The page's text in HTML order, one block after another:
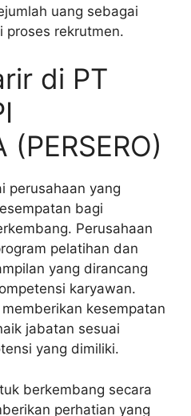
uang sebagai
proses rekrutmen.
di PT
(PERSERO)
perusahaan yang
bagi
Perusahaan
pelatihan dan
yang dirancang
karyawan.
kesempatan
jabatan sesuai
yang dimiliki.
berkembang secara
perhatian yang